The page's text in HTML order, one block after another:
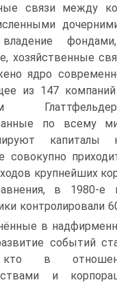
связи между
хозяйственные
ядро
из 147
по всему
капиталы
совокупно
крупнейших
в 1980-е
контролировали
в
событий
в
и